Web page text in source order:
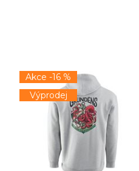
Akce -16 %
Výprodej